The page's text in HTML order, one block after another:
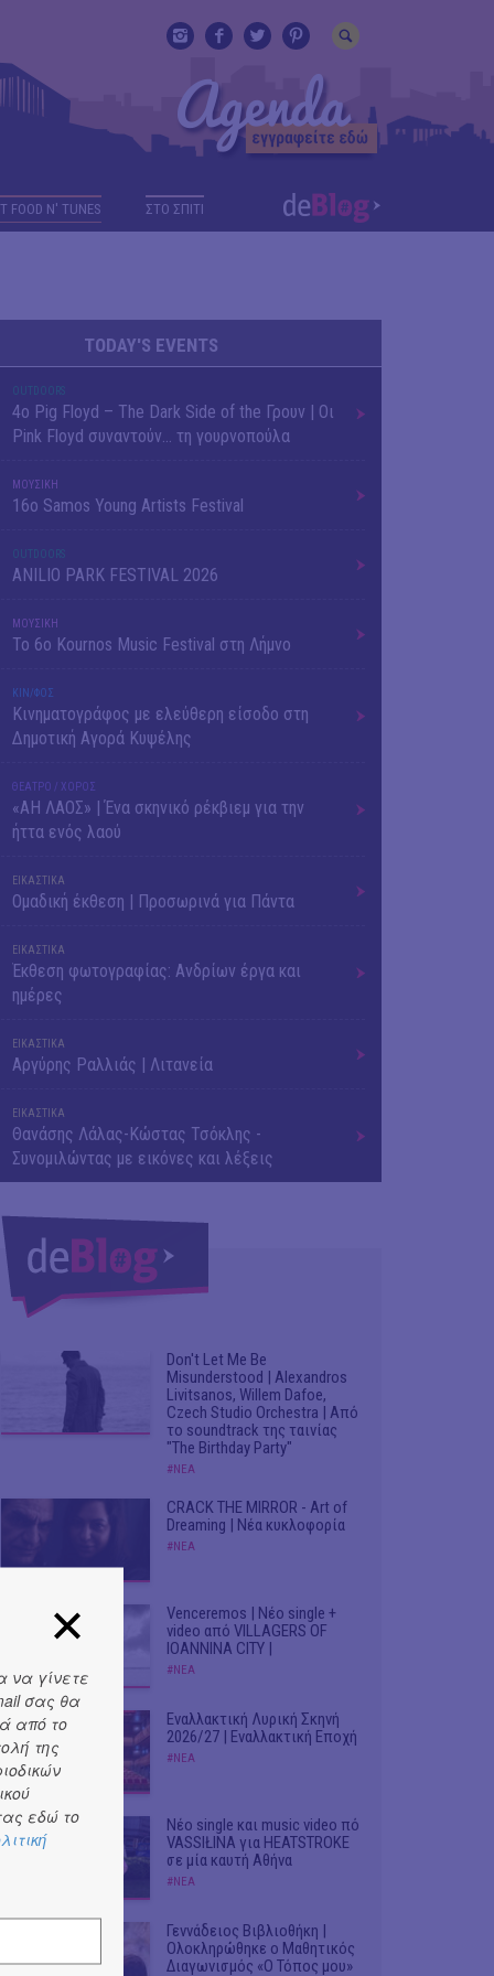
FOOD N' TUNES ΣΤΟ ΣΠΙΤΙ
TODAY'S EVENTS
OUTDΟORS
4ο Pig Floyd – The Dark Side of the Γρουν | Οι
Pink Floyd συναντούν… τη γουρνοπούλα
ΜΟΥΣΙΚΗ
16o Samos Young Artists Festival
OUTDΟORS
ANILIO PARK FESTIVAL 2026
ΜΟΥΣΙΚΗ
Το 6ο Kournos Music Festival στη Λήμνο
ΚΙΝ/ΦΟΣ
Κινηματογράφος με ελεύθερη είσοδο στη
Δημοτική Αγορά Κυψέλης
ΘΕΑΤΡΟ / ΧΟΡΟΣ
«ΑΗ ΛΑΟΣ» | Ένα σκηνικό ρέκβιεμ για την
ήττα ενός λαού
ΕΙΚΑΣΤΙΚΑ
Ομαδική έκθεση | Προσωρινά για Πάντα
ΕΙΚΑΣΤΙΚΑ
Έκθεση φωτογραφίας: Ανδρίων έργα και
ημέρες
ΕΙΚΑΣΤΙΚΑ
Αργύρης Ραλλιάς | Λιτανεία
ΕΙΚΑΣΤΙΚΑ
Θανάσης Λάλας-Κώστας Τσόκλης -
Συνομιλώντας με εικόνες και λέξεις
Don't Let Me Be
Misunderstood | Alexandros
Livitsanos, Willem Dafoe,
Czech Studio Orchestra | Από
το soundtrack της ταινίας
"The Birthday Party"
#ΝΕΑ
CRACK THE MIRROR - Art of
Dreaming | Νέα κυκλοφορία
#ΝΕΑ
Venceremos | Νέο single +
video από VILLAGERS OF
IOANNINA CITY |
#ΝΕΑ
Εναλλακτική Λυρική Σκηνή
2026/27 | Εναλλακτική Εποχή
#ΝΕΑ
Νέο single και music video πό
VASSIŁINA για HEATSTROKE
σε μία καυτή Αθήνα
#ΝΕΑ
Γεννάδειος Βιβλιοθήκη |
Ολοκληρώθηκε ο Μαθητικός
Διαγωνισμός «Ο Τόπος μου»
να γίνετε
σας θα
από το
της
εδώ το